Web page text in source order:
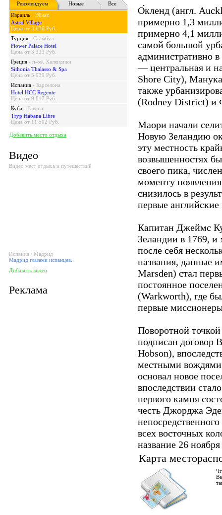
Рекомендуем
Новые
Все
Израиль - Эйлат
Astral Village
Цена от 3 636 Руб.
Турция - Стамбул
Flower Palace Hotel
Цена от 3 333 Руб.
Греция - п-ов. Халкидики
Sithonia Thalasso & Spa
Цена от 5 939 Руб.
Испания - Барселона
Hotel HCC Regente
Цена от 9 817 Руб.
Куба - Гавана
Tryp Habana Libre
Цена от 11 502 Руб.
Добавить место отдыха
Видео
Видео мест отдыха и путешествий
Испания / Мадрид
Мадрид глазами испанцев..
Добавить видео
Реклама
О́кленд (англ.
примерно 1,3
примерно 4,1
самой большой
административно
— центральная и
Shore City),
также
(Rodney District) и
Маори начали
Новую Зеландию
эту местность
возвышенностях
своего пика,
моменту
снизилось в
первые
Капитан Джеймс
Зеландии в 1769, и
после себя
названия, данные
Marsden) стал
постоянное
(Warkworth), где
первые
Поворотной
подписан договор
Hobson),
местными вождями
основал новое
впоследствии
первого камня
честь Джорджа
всех восточных
название 26
Карта